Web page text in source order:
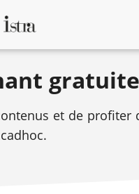
gratuite
et de profiter